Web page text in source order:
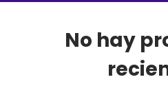
No hay